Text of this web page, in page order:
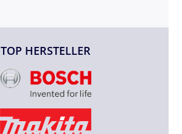
TOP HERSTELLER